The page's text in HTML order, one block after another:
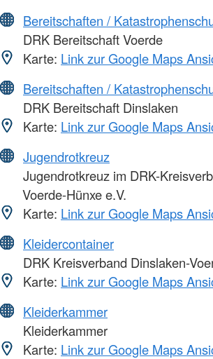
Bereitschaften /
DRK Bereitschaft Voerde
Karte: Link zur Google Maps
Bereitschaften /
DRK Bereitschaft Dinslaken
Karte: Link zur Google Maps
Jugendrotkreuz
Jugendrotkreuz im DRK-
Voerde-Hünxe e.V.
Karte: Link zur Google Maps
Kleidercontainer
DRK Kreisverband Dinslaken-
Karte: Link zur Google Maps
Kleiderkammer
Kleiderkammer
Karte: Link zur Google Maps